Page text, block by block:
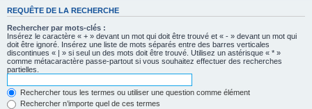
REQUÊTE DE LA RECHERCHE
Rechercher par mots-clés :
Insérez le caractère « + » devant un mot qui doit être trouvé et « - » devant un mot qui
doit être ignoré. Insérez une liste de mots séparés entre des barres verticales
discontinues « | » si seul un des mots doit être trouvé. Utilisez un astérisque « * »
comme métacaractère passe-partout si vous souhaitez effectuer des recherches
partielles.
Rechercher tous les termes ou utiliser une question comme élément
Rechercher n’importe quel de ces termes